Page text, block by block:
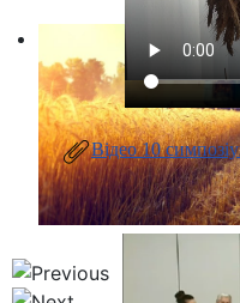
Відео 10